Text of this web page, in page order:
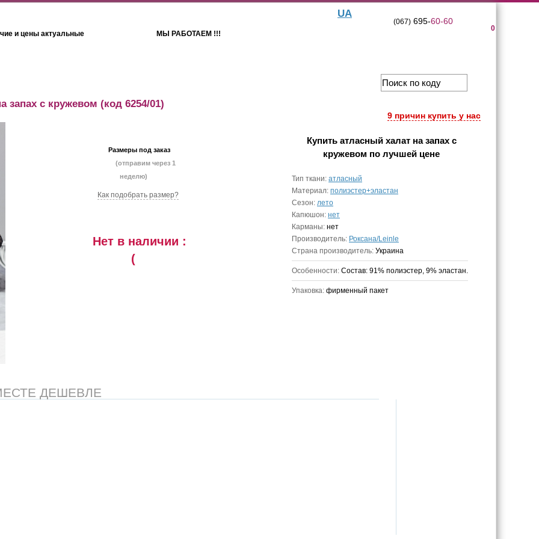
и цены актуальные МЫ РАБОТАЕМ !!!
UA
0
(067)695-60-60
9 причин купить у нас
запах с кружевом (код 6254/01)
Размеры под заказ
(отправим через 1
неделю)
Как подобрать размер?
Нет в наличии :
(
Купить атласный халат на запах с
кружевом по лучшей цене
Тип ткани: атласный
Материал: полиэстер+эластан
Сезон: лето
Капюшон: нет
Карманы: нет
Производитель: Роксана/Leinle
Страна производитель: Украина
Особенности: Состав: 91% полиэстер, 9% эластан.
Упаковка: фирменный пакет
ДЕШЕВЛЕ